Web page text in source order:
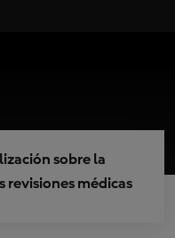
sobre la
revisiones médicas